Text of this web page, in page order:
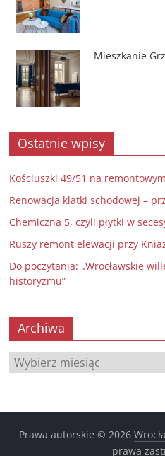
Mieszkanie
Ostatnie wpisy
Kościuszki 49/51 na
Renowacja klatki schodowej –
Chemiczna 5, czyli płytki w
Ruszy remont elewacji przy
Do poczytania: „Wrocławskie
historyzmu”
Archiwa
Archiwa
Prawa autorskie © 2026
prawa